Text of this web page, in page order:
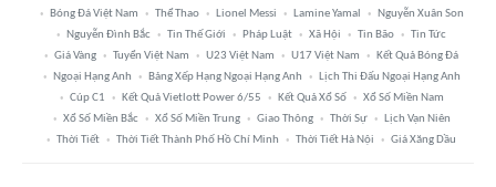
Bóng Đá Việt Nam
Thể Thao Lionel Messi Lamine Yamal
Nguyễn Xuân Son
Nguyễn Đình Bắc
Tin Thế Giới Pháp Luật Xã Hội Tin Bão
Tin Tức
Giá Vàng
Tuyển Việt Nam U23 Việt Nam U17 Việt Nam
Kết Quả Bóng Đá
Ngoại Hạng Anh
Bảng Xếp Hạng Ngoại Hạng Anh
Lịch Thi Đấu Ngoại Hạng Anh
Cúp C1
Kết Quả Vietlott Power 6/55 Kết Quả Xổ Số
Xổ Số Miền Nam
Xổ Số Miền Bắc
Xổ Số Miền Trung Giao Thông Thời Sự
Lịch Vạn Niên
Thời Tiết
Thời Tiết Thành Phố Hồ Chí Minh Thời Tiết Hà Nội Giá Xăng Dầu